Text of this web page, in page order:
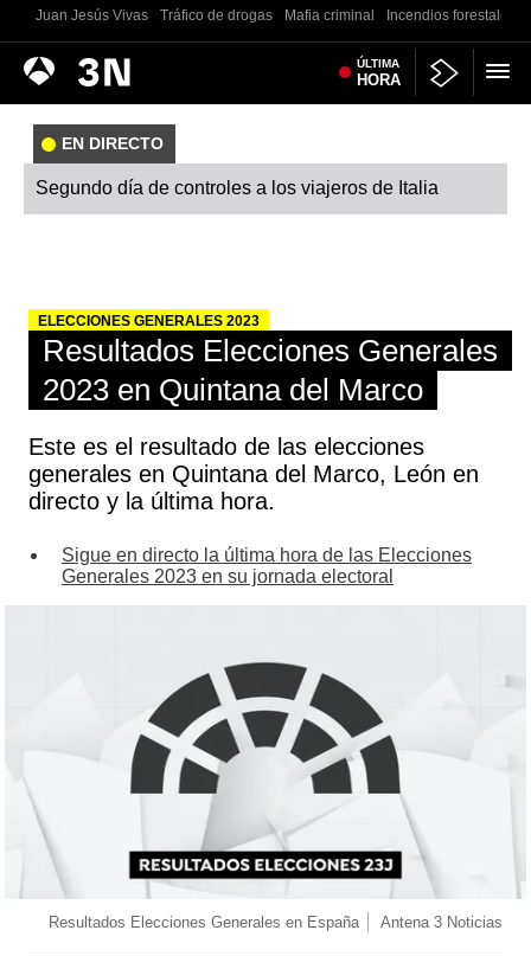
Juan Jesús Vivas Tráfico de drogas Mafia criminal Incendios forestales
Antena
3
Noticias ÚLTIMA
HORA
EN DIRECTO
Segundo día de controles a los viajeros de Italia
ELECCIONES GENERALES 2023
Resultados Elecciones Generales
2023 en Quintana del Marco
Este es el resultado de las elecciones
generales en Quintana del Marco, León en
directo y la última hora.
Sigue en directo la última hora de las Elecciones
Generales 2023 en su jornada electoral
Resultados Elecciones Generales en España Antena 3 Noticias